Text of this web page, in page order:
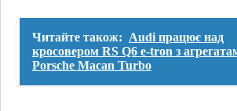
Читайте також: Audi працює над
кросовером RS Q6 e-tron з
Porsche Macan Turbo